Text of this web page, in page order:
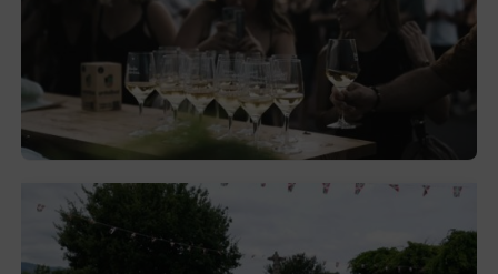
El festival de Bizkaiko Txakolina ‘Mahasti
Artean’ llega a Durangaldea en
septiembre
2026-08-03